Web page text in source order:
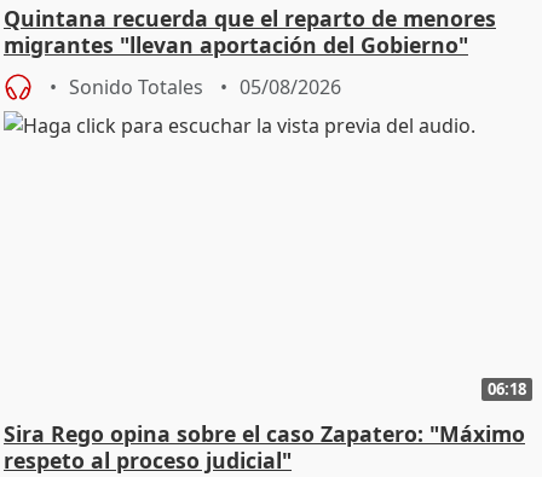
Quintana recuerda que el reparto de menores
migrantes "llevan aportación del Gobierno"
central
Sonido Totales 05/08/2026
06:18
Sira Rego opina sobre el caso Zapatero: "Máximo
respeto al proceso judicial"